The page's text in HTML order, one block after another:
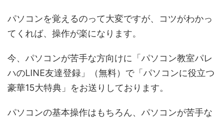
パソコンを覚えるのって大変ですが、コツがわかっ
てくれば、操作が楽になります。
今、パソコンが苦手な方向けに「パソコン教室パレ
ハのLINE友達登録」（無料）で「パソコンに役立つ
豪華15大特典」をお送りしております。
パソコンの基本操作はもちろん、パソコンが苦手な